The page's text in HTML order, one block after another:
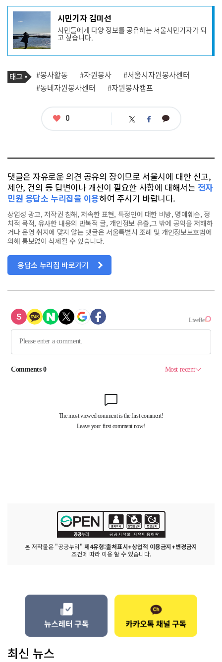
기
사
작
성
자
프
필
시민기자 김미선
시민들에게 다양 정보를 공유하는 서울시민기자가 되
고 싶습니다.
기
사
관
련
태
그
#봉사활동 #자원봉사
#서울시자원봉사센터
#동네자원봉사센터
#자원봉사캠프
좋
0 트 페 카
댓글은 자유로운 의견 공유의 장이므로 서울시에 대한 신고,
제안, 건의 등 답변이나 개선이 필요한 사항에 대해서는 전자
민원 응답소 누리집을 이용하여 주시기 바랍니다.
상업성 광고, 저작권 침해, 저속한 표현, 특정인에 대한 비방, 명예훼손, 정
치적 목적, 유사한 내용의 반복적 글, 개인정보 유출,그 밖에 공익을 저해하
거나 운영 취지에 맞지 않는 댓글은 서울특별시 조례 및 개인정보보호법에
의해 통보없이 삭제될 수 있습니다.
응답소 누리집 바로가기
본 저작물은 "공공누리" 제4유형:출처표시+상업적 이용금지+변경금지
조건에 따라 이용 할 수 있습니다.
최신 뉴스